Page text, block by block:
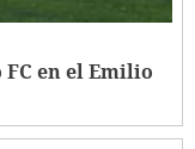
FC en el Emilio